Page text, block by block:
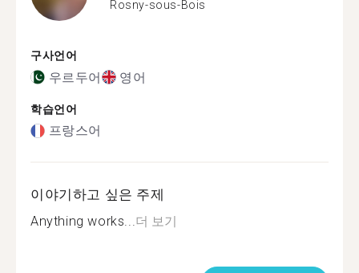
Rosny-sous-Bois
구사언어
우르두어 영어
학습언어
프랑스어
이야기하고 싶은 주제
Anything works...더 보기